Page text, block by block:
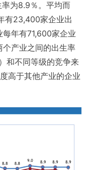
为8.9％。平均而
有23,400家企业出
年有71,600家企业
产业之间的出生率
和不同等级的竞争来
高于其他产业的企业